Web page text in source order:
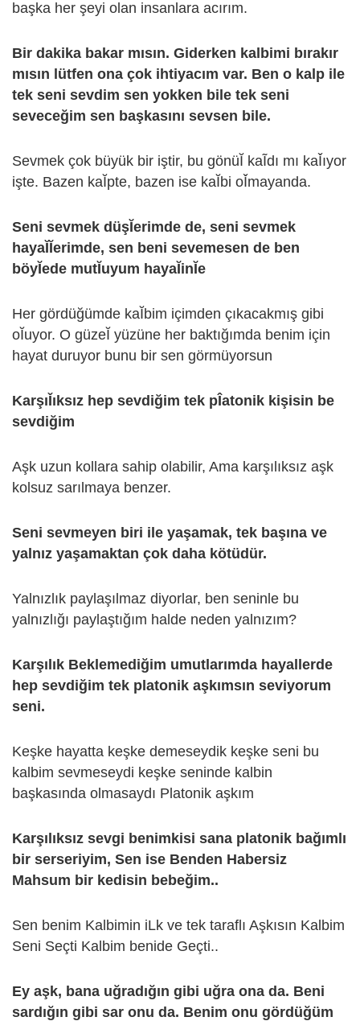
başka her şeyi olan insanlara acırım.
Bir dakika bakar mısın. Giderken kalbimi bırakır
mısın lütfen ona çok ihtiyacım var. Ben o kalp ile
tek seni sevdim sen yokken bile tek seni
seveceğim sen başkasını sevsen bile.
Sevmek çok büyük bir iştir, bu gönüῘ kaĨdı mı kaǏıyor
işte. Bazen kaῘpte, bazen ise kaῘbi oǏmayanda.
Seni sevmek düşῘerimde de, seni sevmek
hayaῘῘerimde, sen beni sevemesen de ben
böyῘede mutῘuyum hayaῘinῘe
Her gördüğümde kaῘbim içimden çıkacakmış gibi
oῘuyor. O güzeῘ yüzüne her baktığımda benim için
hayat duruyor bunu bir sen görmüyorsun
KarşıǏıksız hep sevdiğim tek pÎatonik kişisin be
sevdiğim
Aşk uzun kollara sahip olabilir, Ama karşılıksız aşk
kolsuz sarılmaya benzer.
Seni sevmeyen biri ile yaşamak, tek başına ve
yalnız yaşamaktan çok daha kötüdür.
Yalnızlık paylaşılmaz diyorlar, ben seninle bu
yalnızlığı paylaştığım halde neden yalnızım?
Karşılık Beklemediğim umutlarımda hayallerde
hep sevdiğim tek platonik aşkımsın seviyorum
seni.
Keşke hayatta keşke demeseydik keşke seni bu
kalbim sevmeseydi keşke seninde kalbin
başkasında olmasaydı Platonik aşkım
Karşılıksız sevgi benimkisi sana platonik bağımlı
bir serseriyim, Sen ise Benden Habersiz
Mahsum bir kedisin bebeğim..
Sen benim Kalbimin iLk ve tek taraflı Aşkısın Kalbim
Seni Seçti Kalbim benide Geçti..
Ey aşk, bana uğradığın gibi uğra ona da. Beni
sardığın gibi sar onu da. Benim onu gördüğüm